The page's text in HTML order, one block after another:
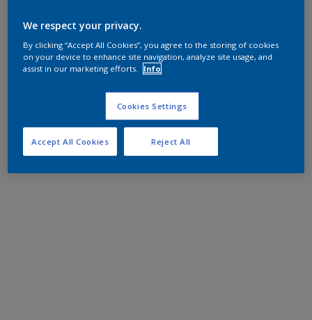
We respect your privacy.
By clicking “Accept All Cookies”, you agree to the storing of cookies
on your device to enhance site navigation, analyze site usage, and
assist in our marketing efforts.
Info
Cookies Settings
Reject All
Accept All Cookies